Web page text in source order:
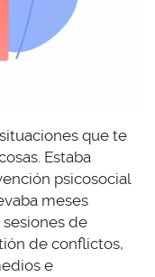
que te
Estaba
psicosocial
meses
de
de conflictos,
e